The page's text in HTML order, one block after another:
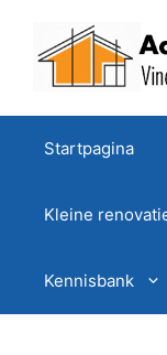
Startpagina
Kleine
Kennisbank